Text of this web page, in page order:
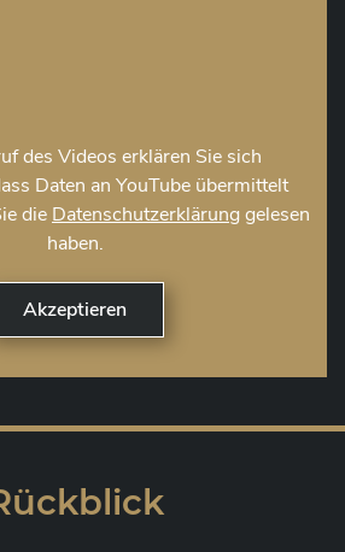
des Videos erklären Sie sich
Daten an YouTube übermittelt
die Datenschutzerklärunggelesen
haben.